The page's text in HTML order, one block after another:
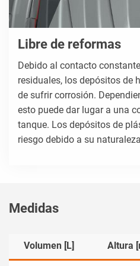
Libre de reformas
Debido al contacto
residuales, los depósitos de
de sufrir corrosión.
esto puede dar lugar a una
tanque. Los depósitos de
riesgo debido a su
Medidas
Volumen [L] Altura